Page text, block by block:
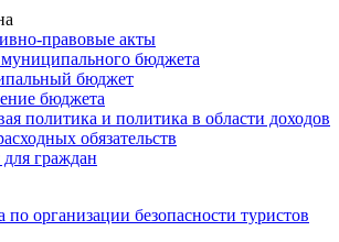
правовые акты
бюджета
бюджет
бюджета
политика и политика в области доходов
обязательств
граждан
по организации безопасности туристов